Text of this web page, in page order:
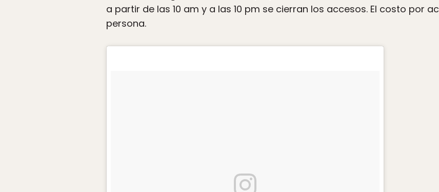
a partir de las 10 am y a las 10 pm se cierran los accesos. El costo por
persona.